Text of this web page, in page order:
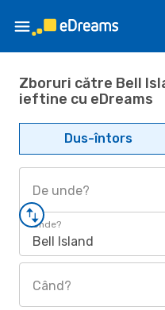
Zboruri către Bell
ieftine cu eDreams
Dus-întors
De unde?
Unde?
Bell Island
Când?